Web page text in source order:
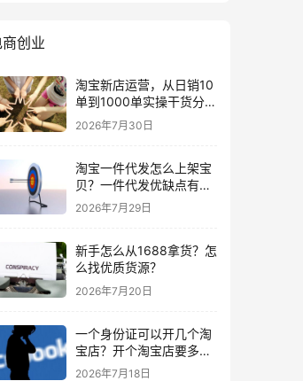
商创业
淘宝新店运营，从日销10
单到1000单实操干货分
享！
2026年7月30日
淘宝一件代发怎么上架宝
贝？一件代发优缺点有哪
些？
2026年7月29日
新手怎么从1688拿货？怎
么找优质货源？
2026年7月20日
一个身份证可以开几个淘
宝店？开个淘宝店要多少
钱？
2026年7月18日